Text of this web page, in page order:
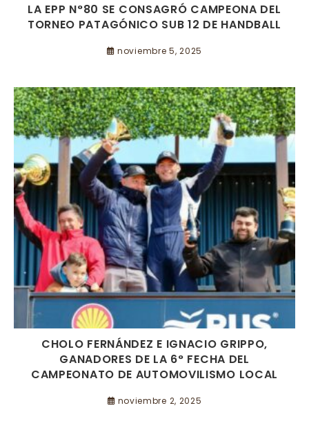
LA EPP N°80 SE CONSAGRÓ CAMPEONA DEL
TORNEO PATAGÓNICO SUB 12 DE HANDBALL
noviembre 5, 2025
CHOLO FERNÁNDEZ E IGNACIO GRIPPO,
GANADORES DE LA 6° FECHA DEL
CAMPEONATO DE AUTOMOVILISMO LOCAL
noviembre 2, 2025